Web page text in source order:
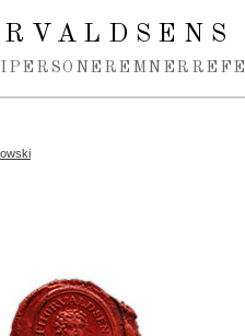
PERSONER EMNER